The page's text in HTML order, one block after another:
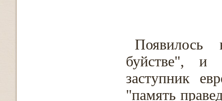
Появилось
буйстве", и
заступник
"память